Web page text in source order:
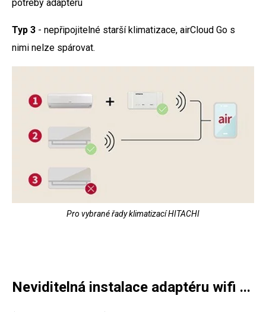
potřeby adaptéru
Typ 3 - nepřipojitelné starší klimatizace, airCloud Go s
nimi nelze spárovat.
Pro vybrané řady klimatizací HITACHI
Neviditelná instalace adaptéru wifi ...